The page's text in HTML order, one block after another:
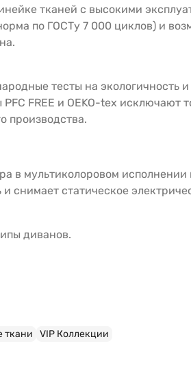
тканей с высокими
по ГОСТу 7 000 циклов) и
тесты на экологичность
FREE и OEKO-tex исключают
производства.
в мультиколоровом
снимает статическое
диванов.
ткани VIP Коллекции